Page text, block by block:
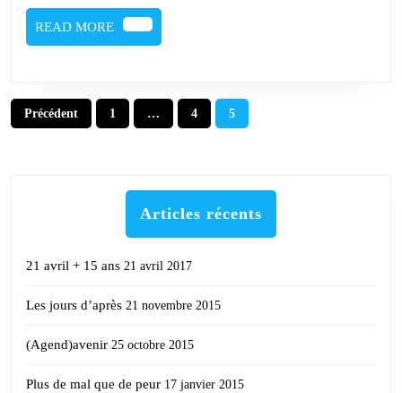
READ MORE
READ
MORE
Pagination
des
Précédent 1 … 4 5
Articles récents
21 avril + 15 ans 21 avril 2017
Les jours d’après 21 novembre 2015
(Agend)avenir 25 octobre 2015
Plus de mal que de peur 17 janvier 2015